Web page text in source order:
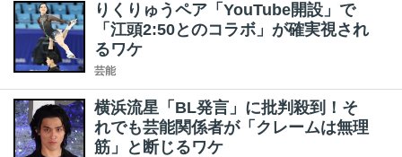
りくりゅうペア「YouTube開設」で
「江頭2:50とのコラボ」が確実視され
るワケ
芸能
横浜流星「BL発言」に批判殺到！そ
れでも芸能関係者が「クレームは無理
筋」と断じるワケ